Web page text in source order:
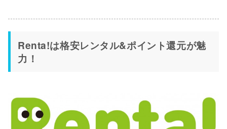
Renta!は格安レンタル&ポイント還元が魅
力！